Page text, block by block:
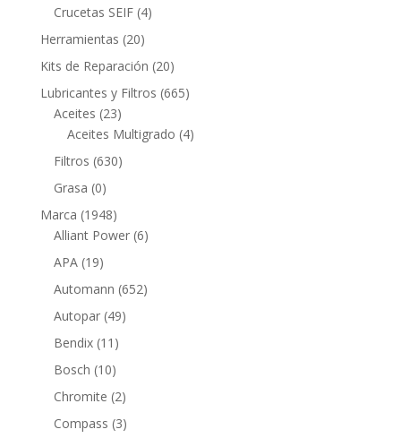
Crucetas SEIF 44
Herramientas 2020
productos
Kits de Reparación 2020
productos
Lubricantes y Filtros 665665
Aceites 2323
productos
Aceites Multigrado 44
Filtros 630630
Grasa 00
productos
Marca 19481948
productos
Alliant Power 66
APA 1919
productos
Automann 652652
Autopar 4949
Bendix 11 11
productos
Bosch 1010
productos
Chromite 22
productos
Compass 33